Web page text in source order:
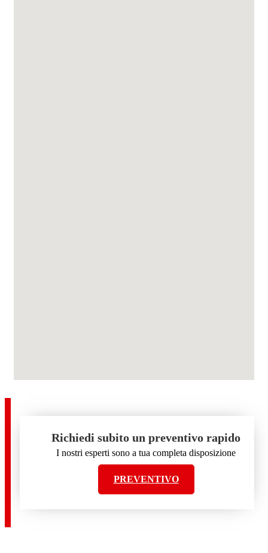
Richiedi subito un preventivo rapido
I nostri esperti sono a tua completa disposizione
PREVENTIVO